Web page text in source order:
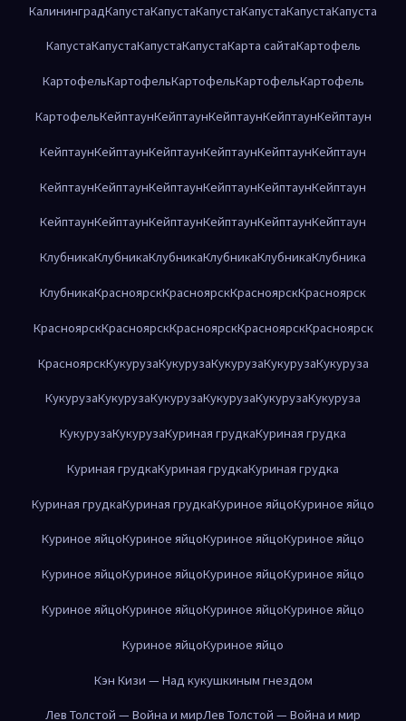
КалининградКапустаКапустаКапустаКапустаКапустаКапуста
КапустаКапустаКапустаКапустаКарта сайтаКартофель
КартофельКартофельКартофельКартофельКартофель
КартофельКейптаунКейптаунКейптаунКейптаунКейптаун
КейптаунКейптаунКейптаунКейптаунКейптаунКейптаун
КейптаунКейптаунКейптаунКейптаунКейптаунКейптаун
КейптаунКейптаунКейптаунКейптаунКейптаунКейптаун
КлубникаКлубникаКлубникаКлубникаКлубникаКлубника
КлубникаКрасноярскКрасноярскКрасноярскКрасноярск
КрасноярскКрасноярскКрасноярскКрасноярскКрасноярск
КрасноярскКукурузаКукурузаКукурузаКукурузаКукуруза
КукурузаКукурузаКукурузаКукурузаКукурузаКукуруза
КукурузаКукурузаКуриная грудкаКуриная грудка
Куриная грудкаКуриная грудкаКуриная грудка
Куриная грудкаКуриная грудкаКуриное яйцоКуриное яйцо
Куриное яйцоКуриное яйцоКуриное яйцоКуриное яйцо
Куриное яйцоКуриное яйцоКуриное яйцоКуриное яйцо
Куриное яйцоКуриное яйцоКуриное яйцоКуриное яйцо
Куриное яйцоКуриное яйцо
Кэн Кизи — Над кукушкиным гнездом
Лев Толстой — Война и мирЛев Толстой — Война и мир